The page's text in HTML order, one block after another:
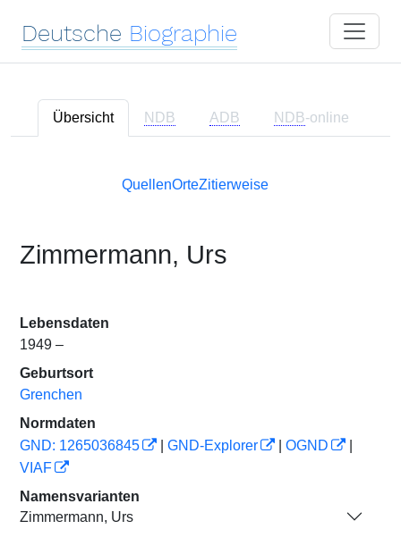
Deutsche Biographie
Übersicht NDB ADB NDB-online
QuellenOrteZitierweise
Zimmermann, Urs
Lebensdaten
1949 –
Geburtsort
Grenchen
Normdaten
GND: 1265036845
GND-Explorer OGND
VIAF
Namensvarianten
Zimmermann, Urs